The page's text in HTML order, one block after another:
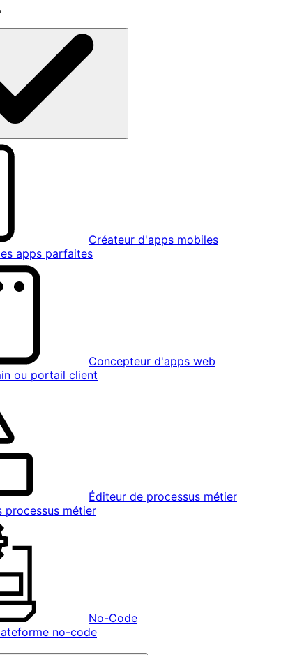
Créateur d'apps mobiles
apps parfaites
Concepteur d'apps web
ou portail client
Éditeur de processus métier
processus métier
No-Code
no-code